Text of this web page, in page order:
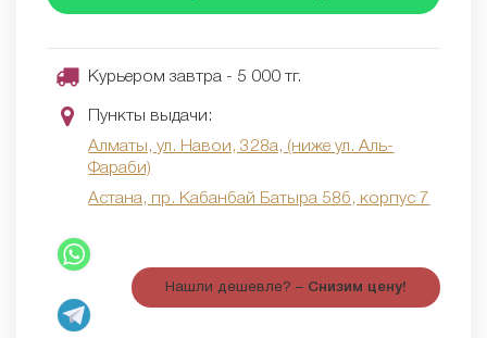
Курьером завтра - 5 000 тг.
Пункты выдачи:
Алматы, ул. Навои, 328а, (ниже ул. Аль-
Фараби)
Астана, пр. Кабанбай Батыра 58б, корпус 7
Нашли дешевле? – Снизим цену!